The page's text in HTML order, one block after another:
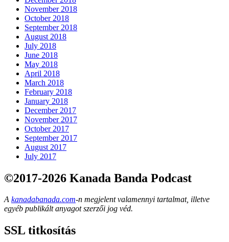
November 2018
October 2018
September 2018
August 2018
July 2018
June 2018
May 2018
April 2018
March 2018
February 2018
January 2018
December 2017
November 2017
October 2017
September 2017
August 2017
July 2017
©2017-2026 Kanada Banda Podcast
A kanadabanada.com-n megjelent valamennyi tartalmat, illetve
egyéb publikált anyagot szerzői jog véd.
SSL titkosítás